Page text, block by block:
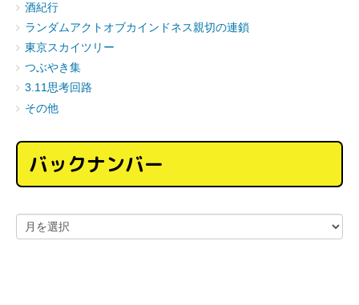
酒紀行
ランダムアクトオブカインドネス親切の連鎖
東京スカイツリー
つぶやき集
3.11思考回路
その他
バックナンバー